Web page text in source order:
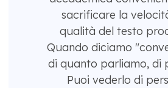
sacrificare la
qualità del testo
Quando diciamo
di quanto parliamo, di
Puoi vederlo di